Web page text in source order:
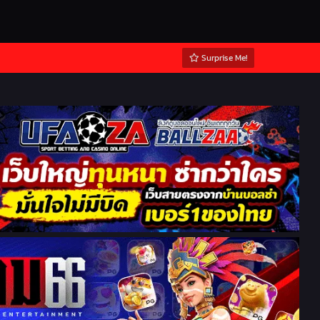
Surprise Me!